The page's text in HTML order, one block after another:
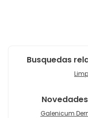
Busquedas
Novedades
Galenicum